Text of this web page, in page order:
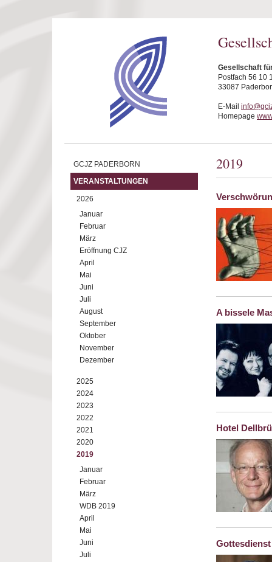
Gesellschaft
Postfach 56 10
33087
E-Mail
Homepage
GCJZ PADERBORN
VERANSTALTUNGEN
2026
Januar
Februar
März
Eröffnung CJZ
April
Mai
Juni
Juli
August
September
Oktober
November
Dezember
2025
2024
2023
2022
2021
2020
2019
Januar
Februar
März
WDB 2019
April
Mai
Juni
Juli
2019
A bissele
Hotel